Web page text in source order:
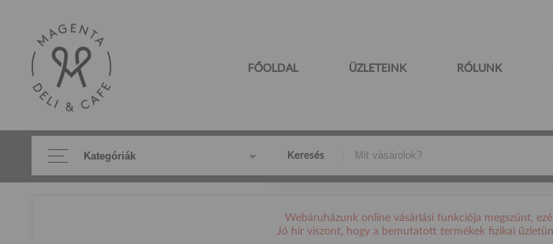
FŐOLDAL ÜZLETEINK RÓLUNK
Kategóriák Keresés
Webáruházunk online vásárlási funkciója megszűnt,
Jó hír viszont, hogy a bemutatott termékek fizikai